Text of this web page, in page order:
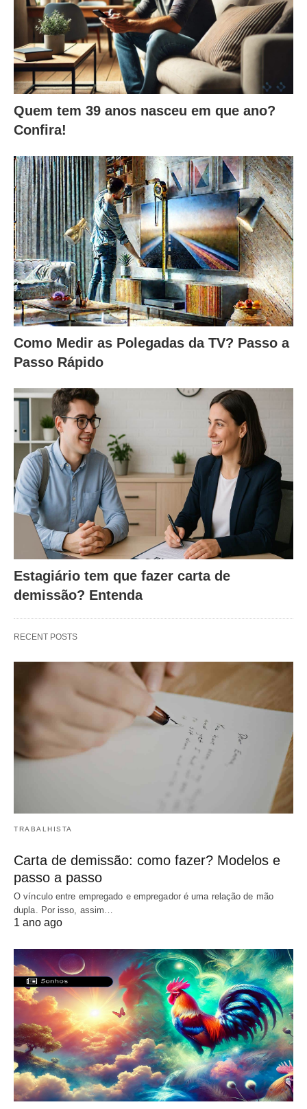
Quem tem 39 anos nasceu em que ano?
Confira!
Como Medir as Polegadas da TV? Passo a
Passo Rápido
Estagiário tem que fazer carta de
demissão? Entenda
RECENT POSTS
TRABALHISTA
Carta de demissão: como fazer? Modelos e
passo a passo
O vínculo entre empregado e empregador é uma relação de mão
dupla. Por isso, assim…
1 ano ago